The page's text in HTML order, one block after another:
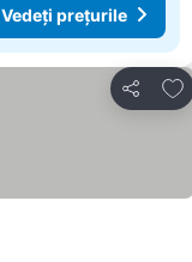
Vedeți prețurile